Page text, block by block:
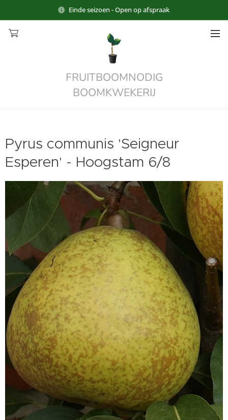
Einde seizoen - Open op afspraak
FRUITBOOMNODIG
BOOMKWEKERIJ
Pyrus communis 'Seigneur
Esperen' - Hoogstam 6/8